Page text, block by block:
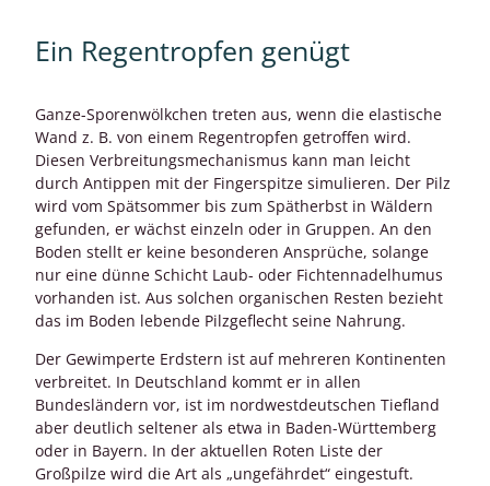
Ein Regentropfen genügt
Ganze-Sporenwölkchen treten aus, wenn die elastische
Wand z. B. von einem Regentropfen getroffen wird.
Diesen Verbreitungsmechanismus kann man leicht
durch Antippen mit der Fingerspitze simulieren. Der Pilz
wird vom Spätsommer bis zum Spätherbst in Wäldern
gefunden, er wächst einzeln oder in Gruppen. An den
Boden stellt er keine besonderen Ansprüche, solange
nur eine dünne Schicht Laub- oder Fichtennadelhumus
vorhanden ist. Aus solchen organischen Resten bezieht
das im Boden lebende Pilzgeflecht seine Nahrung.
Der Gewimperte Erdstern ist auf mehreren Kontinenten
verbreitet. In Deutschland kommt er in allen
Bundesländern vor, ist im nordwestdeutschen Tiefland
aber deutlich seltener als etwa in Baden-Württemberg
oder in Bayern. In der aktuellen Roten Liste der
Großpilze wird die Art als „ungefährdet“ eingestuft.